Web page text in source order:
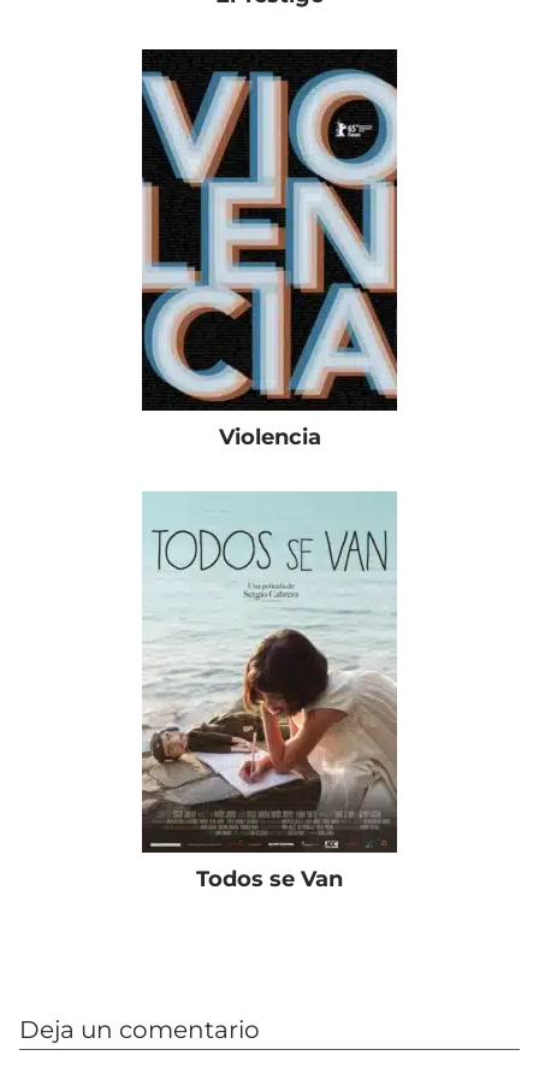
Violencia
Todos se Van
Deja un comentario